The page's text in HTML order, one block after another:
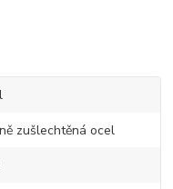
zušlechtěná ocel